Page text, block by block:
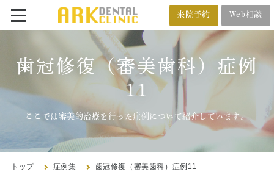
番町オフィス
BANCHO OFFICE
03-5212-4618
来院予約 Web相談
オンライン相談
歯冠修復（審美歯科）症例
11
ここでは審美的治療を行った症例について紹介しています。
トップ 症例集 歯冠修復（審美歯科）症例11